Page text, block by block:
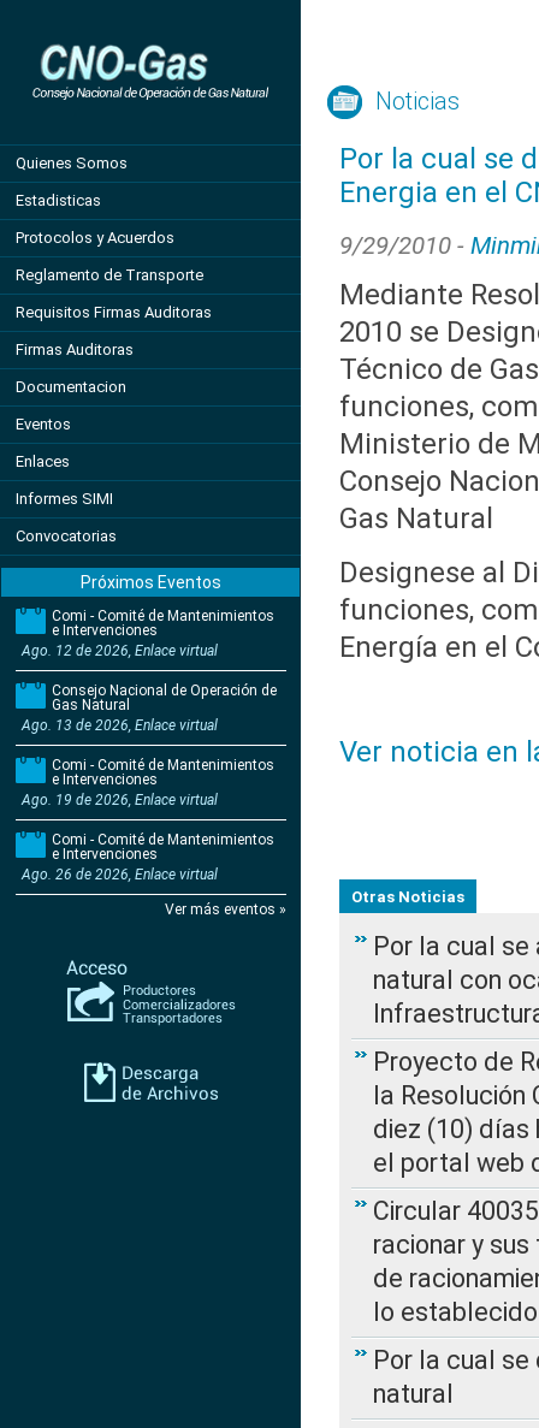
Quienes Somos
Estadisticas
Protocolos y Acuerdos
Reglamento de Transporte
Requisitos Firmas Auditoras
Firmas Auditoras
Documentacion
Eventos
Enlaces
Informes SIMI
Convocatorias
Próximos Eventos
Comi - Comité de Mantenimientos
e Intervenciones
Ago. 12 de 2026, Enlace virtual
Consejo Nacional de Operación de
Gas Natural
Ago. 13 de 2026, Enlace virtual
Comi - Comité de Mantenimientos
e Intervenciones
Ago. 19 de 2026, Enlace virtual
Comi - Comité de Mantenimientos
e Intervenciones
Ago. 26 de 2026, Enlace virtual
Ver más eventos »
Noticias
Por la cual se
Energia en el
9/29/2010 -
Mediante
2010 se
Técnico de
funciones,
Ministerio de
Consejo
Gas Natural
Designese al
funciones,
Energía en el
Ver noticia en
Otras Noticias
Por la cual
natural con
Proyecto de
la Resolución
diez (10) días
el portal web
Circular
racionar y
de
lo
Por la cual
natural